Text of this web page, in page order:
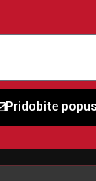
Pridobite